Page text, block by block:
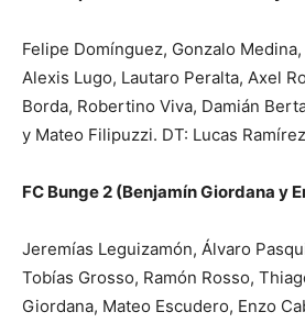
Felipe Domínguez, Gonzalo
Alexis Lugo, Lautaro Peralta, Axel
Borda, Robertino Viva, Damián
y Mateo Filipuzzi. DT: Lucas
FC Bunge 2 (Benjamín Giordana y
Jeremías Leguizamón, Álvaro
Tobías Grosso, Ramón Rosso,
Giordana, Mateo Escudero, Enzo